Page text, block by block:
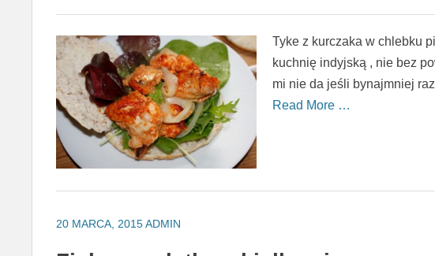
Tyke z kurczaka w chlebku
kuchnię indyjską , nie bez
mi nie da jeśli bynajmniej
Read More …
20 MARCA, 2015 ADMIN